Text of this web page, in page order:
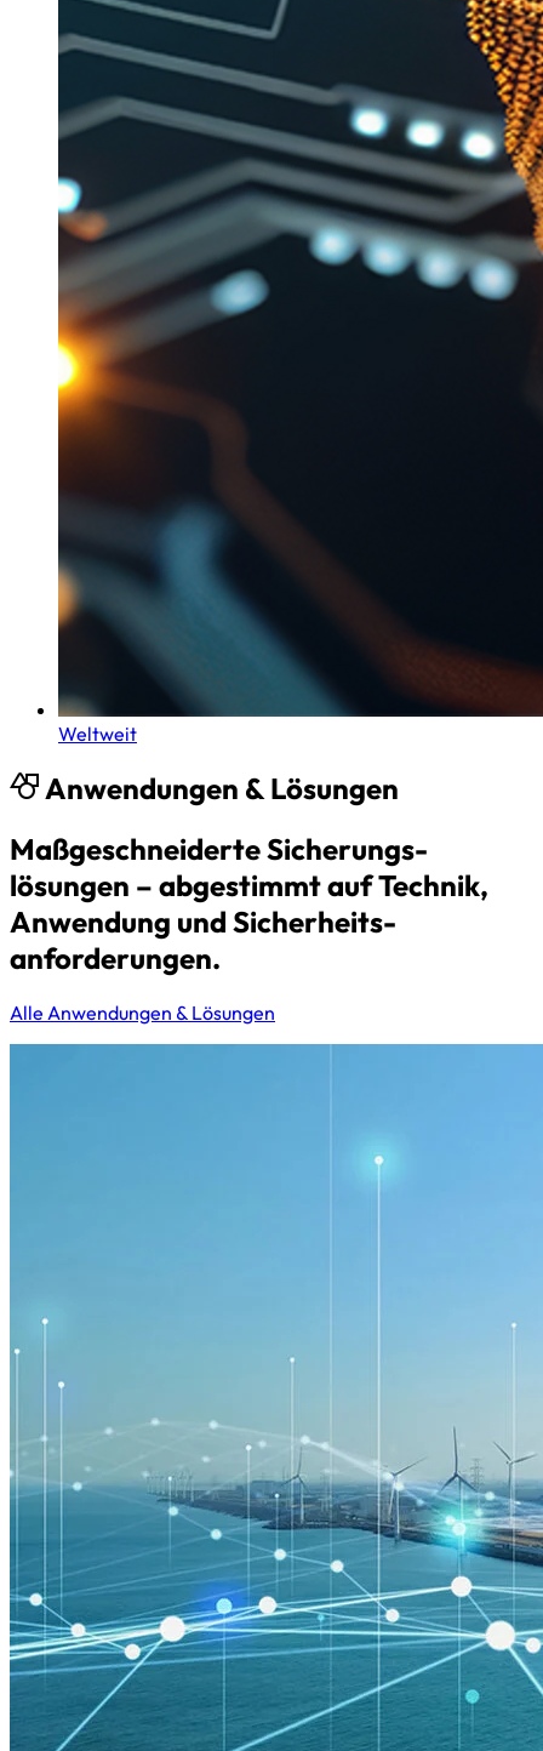
Weltweit
Anwendungen & Lösungen
Maßgeschneiderte Sicherungs­
lösungen – abgestimmt auf Technik,
Anwendung und Sicherheits­
anforderungen.
Alle Anwendungen & Lösungen